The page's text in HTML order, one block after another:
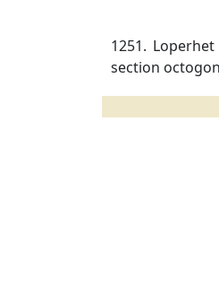
1251.
section